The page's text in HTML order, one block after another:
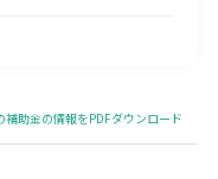
補助金の情報をPDFダウンロード